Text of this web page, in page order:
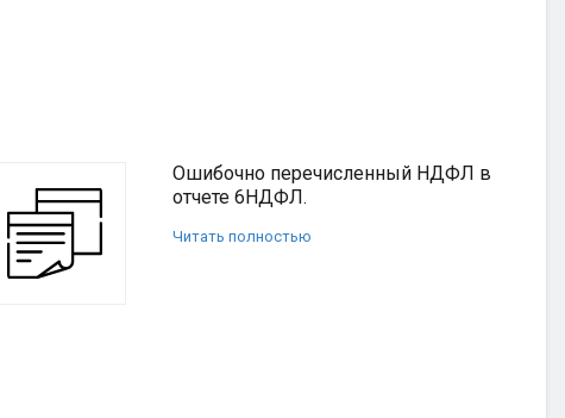
Ошибочно перечисленный НДФЛ в
отчете 6НДФЛ.
Читать полностью